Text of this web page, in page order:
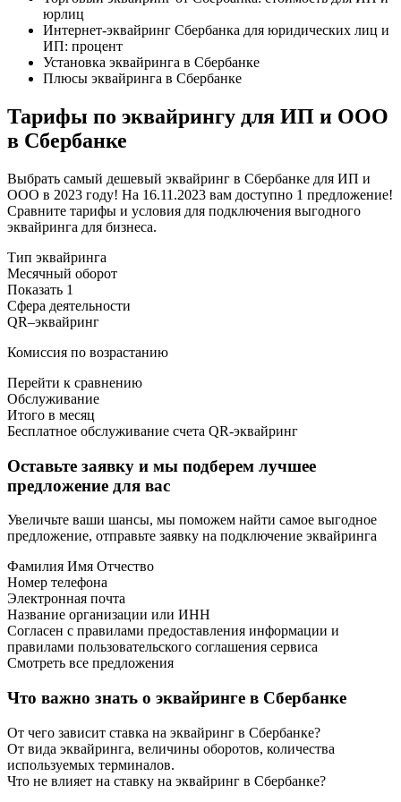
юрлиц
Интернет-эквайринг Сбербанка для юридических лиц и
ИП: процент
Установка эквайринга в Сбербанке
Плюсы эквайринга в Сбербанке
Тарифы по эквайрингу для ИП и ООО
в Сбербанке
Выбрать самый дешевый эквайринг в Сбербанке для ИП и
ООО в 2023 году! На 16.11.2023 вам доступно 1 предложение!
Сравните тарифы и условия для подключения выгодного
эквайринга для бизнеса.
Тип эквайринга
Месячный оборот
Показать 1
Сфера деятельности
QR–эквайринг
Комиссия по возрастанию
Перейти к сравнению
Обслуживание
Итого в месяц
Бесплатное обслуживание счета QR-эквайринг
Оставьте заявку и мы подберем лучшее
предложение для вас
Увеличьте ваши шансы, мы поможем найти самое выгодное
предложение, отправьте заявку на подключение эквайринга
Фамилия Имя Отчество
Номер телефона
Электронная почта
Название организации или ИНН
Согласен с правилами предоставления информации и
правилами пользовательского соглашения сервиса
Смотреть все предложения
Что важно знать о эквайринге в Сбербанке
От чего зависит ставка на эквайринг в Сбербанке?
От вида эквайринга, величины оборотов, количества
используемых терминалов.
Что не влияет на ставку на эквайринг в Сбербанке?